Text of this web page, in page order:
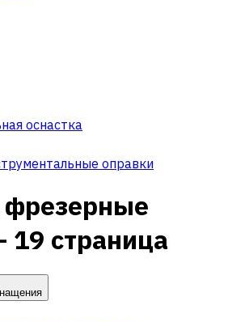
оснастка
оправки
страница